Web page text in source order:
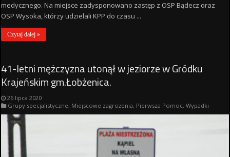
medycznego. Na miejsce zadysponowano zastęp z OSP Bądecz oraz
OSP Wysoka, którzy udzielali KPP do czasu ...
Czytaj dalej »
41-letni mężczyzna utonął w jeziorze w Gródku
Krajeńskim gm.Łobżenica.
26 lipca 2020
Grupy specjalistyczne, Miejscowe zagrożenia, Pierwsza Pomoc,Wypadki